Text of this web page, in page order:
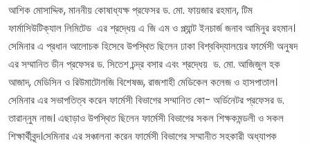
আশিক মোসাদ্দিক, মাননীয় কোষাধ্যক্ষ প্রফেসর ড. মো. ফায়জার রহমান, টিম
ফার্মাসিউটিক্যাল লিমিটেড এর শ্রদ্ধেয় এ জি এম ও প্ল্যান্ট ইনচার্জ জনাব আমিনুর রহমান।
সেমিনার এ প্রধান আলোচক হিসেবে উপস্থিত ছিলেন ঢাকা বিশ্ববিদ্যালয়ের ফার্মেসী অনুষদ
এর সম্মানিত ডীন প্রফেসর ড. সিতেশ চন্দ্র বসার এবং শ্রদ্ধেয় ড. মো. আজিজুল হক
আজাদ, মেডিসিন ও রিউমাটোলজি বিশেষজ্ঞ, রাজশাহী মেডিকেল কলেজ ও হাসপাতাল।
সেমিনার এর সভাপতিত্ব করেন ফার্মেসী বিভাগের সম্মানিত কো- অর্ডিনেটর প্রফেসর ড.
তারান্নুম নাজ। এছাড়াও উপস্থিত ছিলেন ফার্মেসী বিভাগের সকল শিক্ষকমন্ডলী ও সকল
শিক্ষার্থীবৃন্দ।সেমিনার এর সঞ্চালনা করেন ফার্মেসী বিভাগের সম্মানীত সহকারী অধ্যাপক